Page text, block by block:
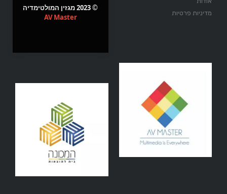
מדיניות פרטיות
© 2023 מגזין המולטימדיה
AV Master